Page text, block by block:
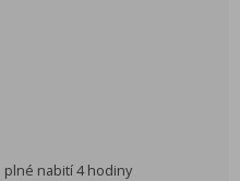
plné nabití 4 hodiny